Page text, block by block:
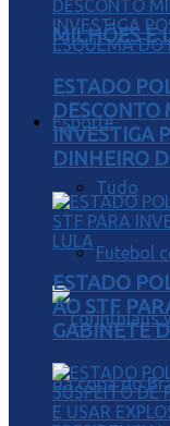
MILHÕES E
Esporte
Tudo
Futebol
ESTADO
DESCONTO
INVESTIGA
DINHEIRO
ESTADO
AO STF
GABINETE